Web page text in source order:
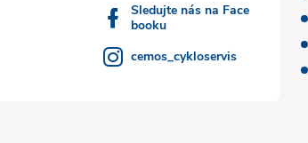
Sledujte nás na Face
booku
cemos_cykloservis